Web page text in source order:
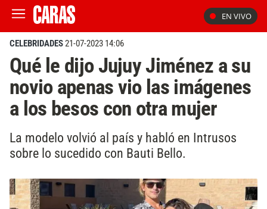
EN VIVO
CELEBRIDADES21-07-2023 14:06
Qué le dijo Jujuy Jiménez a su
novio apenas vio las imágenes
a los besos con otra mujer
La modelo volvió al país y habló en Intrusos
sobre lo sucedido con Bauti Bello.